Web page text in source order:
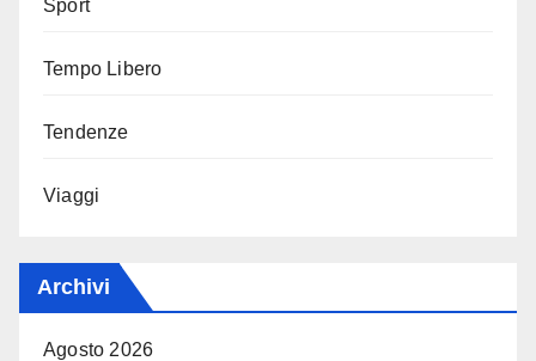
Sport
Tempo Libero
Tendenze
Viaggi
Archivi
Agosto 2026